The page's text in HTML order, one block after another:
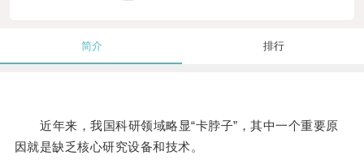
简介 排行
近年来，我国科研领域略显“卡脖子”，其中一个重要原
因就是缺乏核心研究设备和技术。